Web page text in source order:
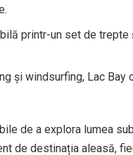
printr-un set de
și windsurfing, Lac
de a explora lumea
de destinația aleasă,